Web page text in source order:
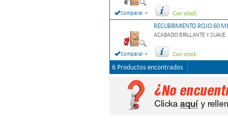
Comparar » Con stock
Comparar »
RECUBRIMIENTO ROJO 60
ACABADO BRILLANTE Y SUAVE
Con stock
6 Productos encontrados